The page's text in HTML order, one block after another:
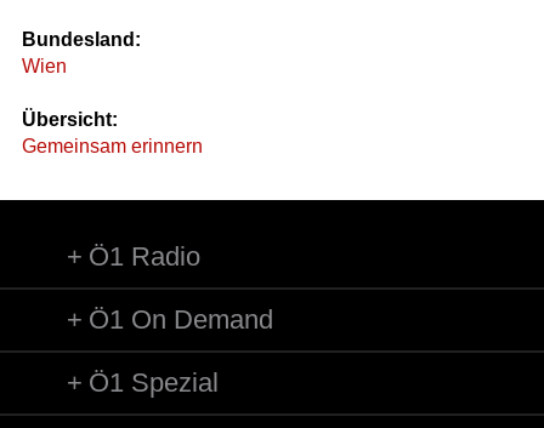
Bundesland:
Wien
Übersicht:
Gemeinsam erinnern
Ö1 Radio
Ö1 On Demand
Ö1 Spezial